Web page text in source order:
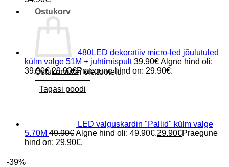
Ostukorv
Ostukorvis ei ole tooteid.
Tagasi poodi
480LED dekoratiiv micro-led jõulutuled
külm valge 51M + juhtimispult 39.90€Algne hind oli:
39.90€.29.90€Praegune hind on: 29.90€.
LED valguskardin "Pallid" külm valge
5.70M 49.90€Algne hind oli: 49.90€.29.90€Praegune
hind on: 29.90€.
-39%